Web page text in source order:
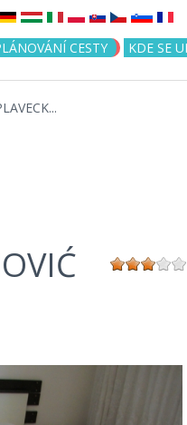
CESTY KDE SE